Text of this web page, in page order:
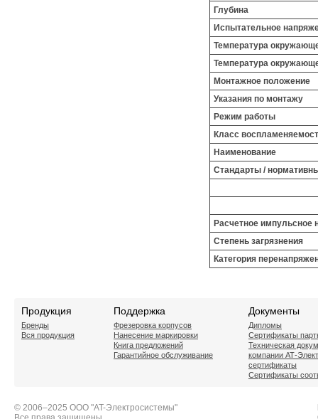
Глубина
Испытательное
Температура
Температура
Монтажное положение
Указания по монтажу
Режим работы
Класс
Наименование
Стандарты /
Расчетное импульсное
Степень загрязнения
Категория
Продукция
Бренды
Вся продукция
Поддержка
Фрезеровка корпусов
Нанесение маркировки
Книга предложений
Гарантийное обслуживание
Документы
Дипломы
Сертификаты
Техническая
компании АТ-
сертификаты
Сертификаты
© 2006–2025 ООО "AT-Электросистемы"